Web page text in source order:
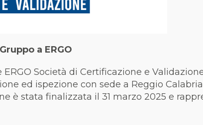
a ERGO
Società di Certificazione e Validazione
ed ispezione con sede a Reggio
è stata finalizzata il 31 marzo 2025 e